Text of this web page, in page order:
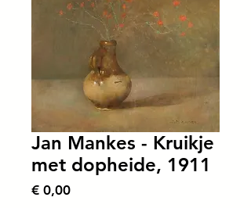
Jan Mankes - Kruikje
met dopheide, 1911
€ 0,00Prijs